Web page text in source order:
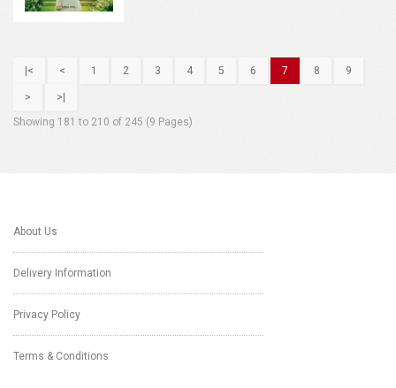
|< < 1 2 3 4 5 6 7 8 9
>
>|
Showing 181 to 210 of 245 (9 Pages)
About Us
Delivery Information
Privacy Policy
Terms & Conditions